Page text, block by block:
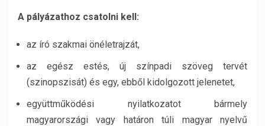
A pályázathoz csatolni kell:
az író szakmai önéletrajzát,
az egész estés, új színpadi szöveg tervét
(szinopszisát) és egy, ebből kidolgozott jelenetet,
együttműködési nyilatkozatot bármely
magyarországi vagy határon túli magyar nyelvű